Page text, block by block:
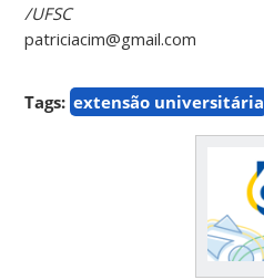
/UFSC
patriciacim@gmail.com
Tags: extensão universitária